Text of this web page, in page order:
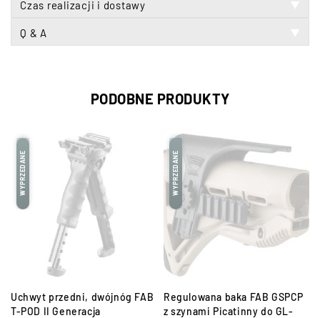
Czas realizacji i dostawy
Q & A
PODOBNE PRODUKTY
WYPRZEDANE
Uchwyt przedni, dwójnóg FAB
T-POD II Generacja
WYPRZEDANE
Regulowana baka FAB GSPCP
z szynami Picatinny do GL-